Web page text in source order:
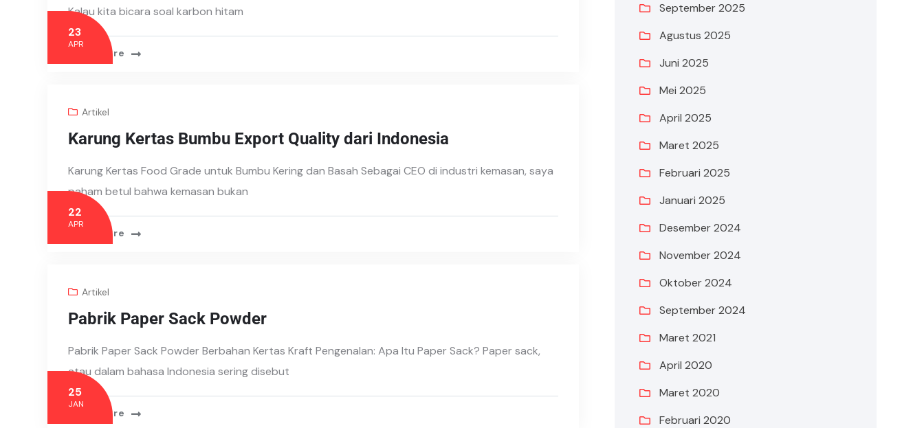
Kalau kita bicara soal karbon hitam
Read More
23
APR
Artikel
Karung Kertas Bumbu Export Quality dari Indonesia
Karung Kertas Food Grade untuk Bumbu Kering dan Basah Sebagai CEO di industri kemasan, saya
paham betul bahwa kemasan bukan
Read More
22
APR
Artikel
Pabrik Paper Sack Powder
Pabrik Paper Sack Powder Berbahan Kertas Kraft Pengenalan: Apa Itu Paper Sack? Paper sack,
atau dalam bahasa Indonesia sering disebut
Read More
25
JAN
September 2025
Agustus 2025
Juni 2025
Mei 2025
April 2025
Maret 2025
Februari 2025
Januari 2025
Desember 2024
November 2024
Oktober 2024
September 2024
Maret 2021
April 2020
Maret 2020
Februari 2020